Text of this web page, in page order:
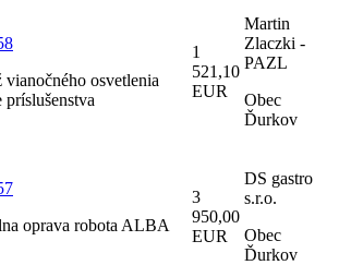
vianočného osvetlenia
príslušenstva
1
521,10
EUR
Martin
Zlaczki -
PAZL
Obec
Ďurkov
oprava robota ALBA
3
950,00
EUR
DS gastro
s.r.o.
Obec
Ďurkov